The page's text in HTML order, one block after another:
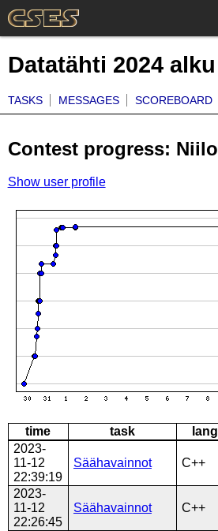
Datatähti 2024 alku
TASKS MESSAGES SCOREBOARD
Contest progress: Niilo
Show user profile
time task lang
2023-
11-12
22:39:19
Säähavainnot C++
2023-
11-12
22:26:45
Säähavainnot C++